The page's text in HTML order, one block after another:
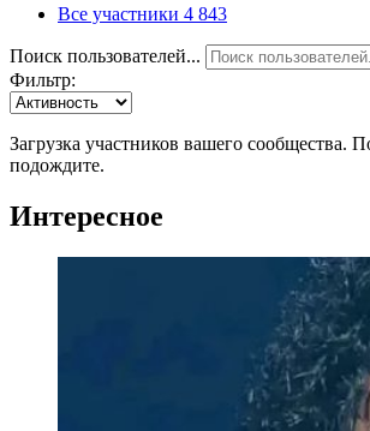
Все участники 4 843
Поиск пользователей...
Фильтр:
Загрузка участников вашего сообщества.
подождите.
Интересное